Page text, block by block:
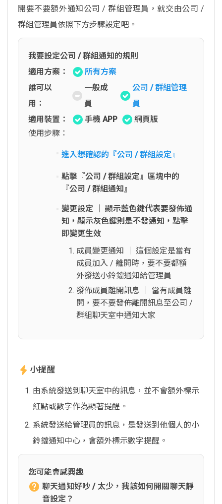
開要不要額外通知公司 / 群組管理員，就交由公司 /
群組管理員依照下方步驟設定吧。
我要設定公司 / 群組通知的規則
適用方案：
所有方案
誰可以
用：
一般成
員
公司 / 群組管理
員
適用裝置：
手機 APP
網頁版
使用步驟：
進入想確認的『公司 / 群組設定』
點擊『公司 / 群組設定』區塊中的
『公司 / 群組通知』
變更設定 │ 顯示藍色鍵代表要發佈通
知，顯示灰色鍵則是不發通知，點擊
即變更生效
成員變更通知 │ 這個設定是當有
成員加入 / 離開時，要不要都額
外發送小鈴鐺通知給管理員
發佈成員離開訊息 │ 當有成員離
開，要不要發佈離開訊息至公司 /
群組聊天室中通知大家
小提醒
由系統發送到聊天室中的訊息，並不會額外標示
紅點或數字作為顯著提醒。
系統發送給管理員的訊息，是發送到他個人的小
鈴鐺通知中心，會額外標示數字提醒。
您可能會感興趣
聊天通知好吵 / 太少，我該如何開關聊天靜
音設定？